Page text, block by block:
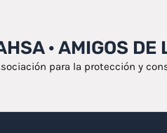
· AMIGOS
para la protección y